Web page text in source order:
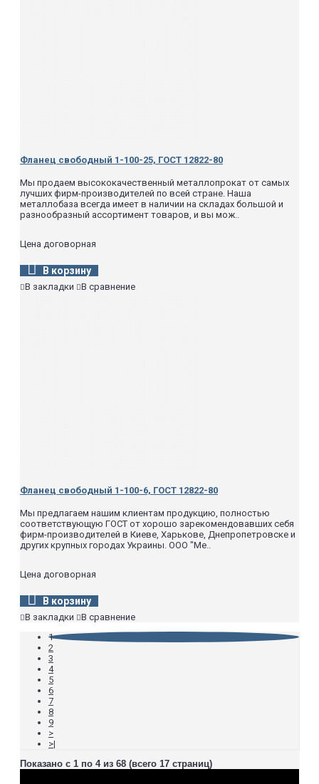
Фланец свободный 1-100-25, ГОСТ 12822-80
Мы продаем высококачественный металлопрокат от самых
лучших фирм-производителей по всей стране. Наша
металлобаза всегда имеет в наличии на складах большой и
разнообразный ассортимент товаров, и вы мож..
Цена договорная
В корзину
В закладки В сравнение
Фланец свободный 1-100-6, ГОСТ 12822-80
Мы предлагаем нашим клиентам продукцию, полностью
соответствующую ГОСТ от хорошо зарекомендовавших себя
фирм-производителей в Киеве, Харькове, Днепропетровске и
других крупных городах Украины. ООО "Ме..
Цена договорная
В корзину
В закладки
В сравнение
1
2
3
4
5
6
7
8
9
>
>|
Показано с 1 по 4 из 68 (всего 17 страниц)